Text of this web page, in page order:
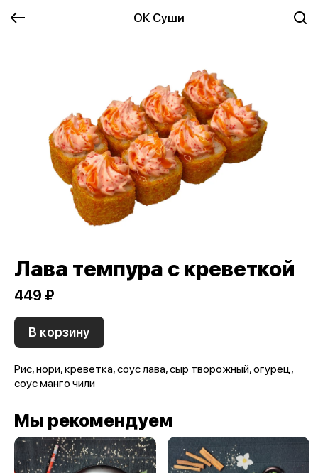
ОК Суши
Лава темпура с креветкой
449 ₽
В корзину
Рис, нори, креветка, соус лава, сыр творожный, огурец,
соус манго чили
Мы рекомендуем